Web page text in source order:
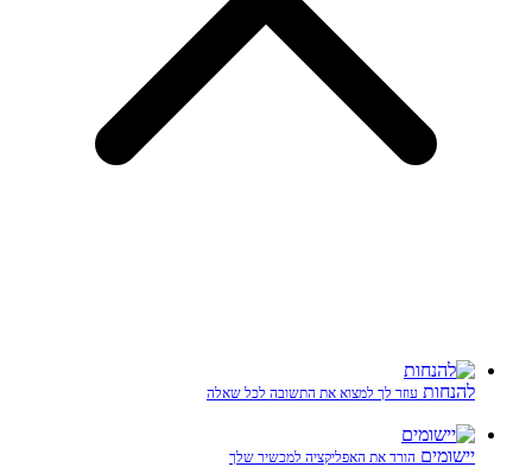
להנחות עוזר לך למצוא את התשובה לכל שאלה
יישומים הורד את האפליקציה למכשיר שלך